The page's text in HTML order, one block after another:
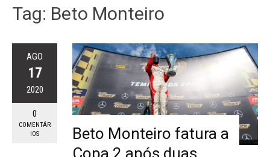
Tag: Beto Monteiro
AGO
17
2020
0
COMENTÁR
IOS
Beto Monteiro fatura a